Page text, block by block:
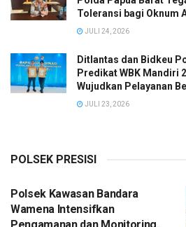
Toleransi bagi Oknum
JULI 24, 2026
Ditlantas dan Bidkeu
Predikat WBK Mandiri
Wujudkan Pelayanan
JULI 23, 2026
POLSEK PRESISI
Polsek Kawasan Bandara
Wamena Intensifkan